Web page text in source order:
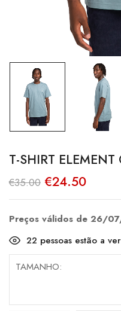
T-SHIRT ELEMENT
€35.00 O
preço
original
€35.00.
€24.50O
atual
Preços válidos de 26/
22 pessoas estão a
TAMANHO